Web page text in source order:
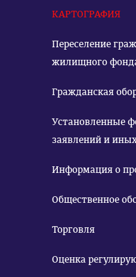
КАРТОГРАФИЯ
Переселение
жилищного
Гражданская
Установленные
заявлений и
Информация о
Общественное
Торговля
Оценка